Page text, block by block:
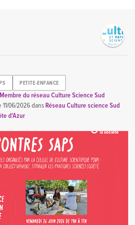
PETITE-ENFANCE
du réseau Culture Science Sud
11/06/2026dansRéseau Culture science Sud
d'Azur